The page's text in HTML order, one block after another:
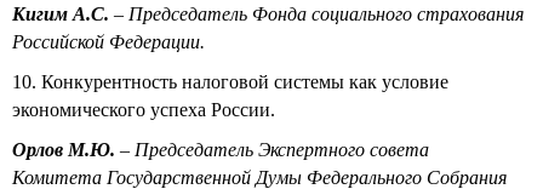
Кигим А.С. – Председатель Фонда социального страхования
Российской Федерации.
10. Конкурентность налоговой системы как условие
экономического успеха России.
Орлов М.Ю. – Председатель Экспертного совета
Комитета Государственной Думы Федерального Собрания